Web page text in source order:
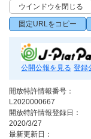
ウインドウを閉じる
固定URLをコピー
公開公報を見る 登録
開放特許情報番号：
L2020000667
開放特許情報登録日：
2020/3/27
最新更新日：